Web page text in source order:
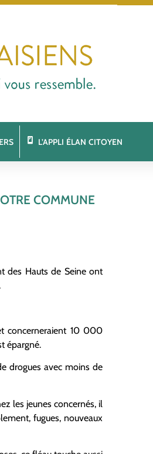
L’APPLI ÉLAN CITOYEN
COMMUNE
des Hauts de Seine ont
concerneraient 10 000
épargné.
drogues avec moins de
les jeunes concernés, il
fugues, nouveaux